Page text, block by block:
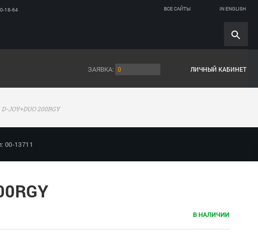
18-64 ВСЕ САЙТЫ IN ENGLISH
ЗАЯВКА: 0 ЛИЧНЫЙ КАБИНЕТ
D-JOY+DUO 200RGY
00-13711
В НАЛИЧИИ